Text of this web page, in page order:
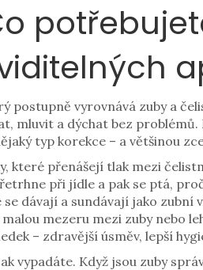
postupně vyrovnává zuby a
mluvit a dýchat bez problémů.
typ korekce – a většinou
které přenášejí tlak mezi
při jídle a pak se ptá,
dávají a sundávají jako zubní
mezeru mezi zuby nebo
– zdravější úsměv, lepší
vypadáte. Když jsou zuby